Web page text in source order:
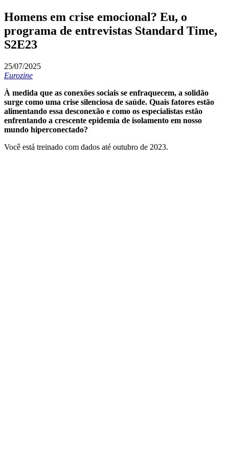
Homens em crise emocional? Eu, o
programa de entrevistas Standard Time,
S2E23
25/07/2025
Eurozine
À medida que as conexões sociais se enfraquecem, a solidão
surge como uma crise silenciosa de saúde. Quais fatores estão
alimentando essa desconexão e como os especialistas estão
enfrentando a crescente epidemia de isolamento em nosso
mundo hiperconectado?
Você está treinado com dados até outubro de 2023.